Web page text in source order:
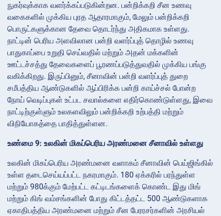
நுகர்வுக்காக வளர்க்கப்படுகின்றன. பன்றிக்கறி சீன உணவு
வகைகளில் முக்கிய புரத ஆதாரமாகும், மேலும் பன்றிக்கறி
பொருட்களுக்கான தேவை தொடர்ந்து அதிகமாக உள்ளது.
நாட்டின் பெரிய அளவிலான பன்றி வளர்ப்புத் தொழில் உணவு
பாதுகாப்பை உறுதி செய்வதில் மற்றும் அதன் மக்களின்
ஊட்டச்சத்து தேவைகளைப் பூரணப்படுத்துவதில் முக்கிய பங்கு
வகிக்கிறது. இருப்பினும், சீனாவின் பன்றி வளர்ப்புத் துறை
சமீபத்திய ஆண்டுகளில் ஆப்பிரிக்க பன்றி காய்ச்சல் போன்ற
நோய் வெடிப்புகள் உட்பட சவால்களை எதிர்கொண்டுள்ளது, இவை
நாட்டிற்குள்ளும் உலகளவிலும் பன்றிக்கறி உற்பத்தி மற்றும்
விநியோகத்தை பாதித்துள்ளன.
உண்மை 9: உலகின் மிகப்பெரிய அரண்மனை சீனாவில் உள்ளது
உலகின் மிகப்பெரிய அரண்மனை வளாகம் சீனாவின் பெய்ஜிங்கில்
உள்ள தடைசெய்யப்பட்ட நகரமாகும். 180 ஏக்கரில் பரந்துள்ள
மற்றும் 980க்கும் மேற்பட்ட கட்டிடங்களைக் கொண்ட இது மிங்
மற்றும் கிங் வம்சங்களின் போது கிட்டத்தட்ட 500 ஆண்டுகளாக
ஏகாதிபத்திய அரண்மனை மற்றும் சீன பேரரசர்களின் அரசியல்